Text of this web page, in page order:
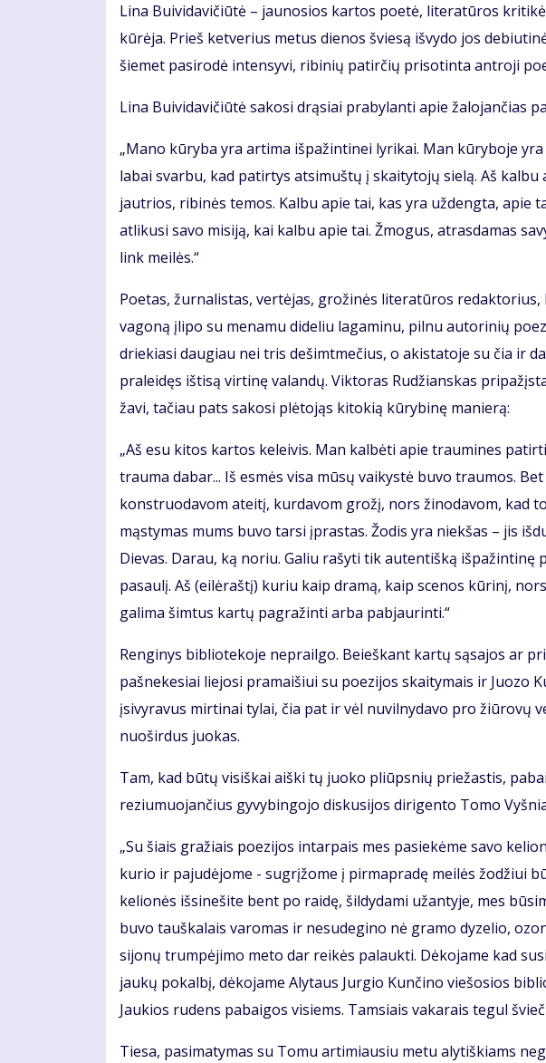
Lina Buividavičiūtė – jaunosios kartos poetė, literatūros
kūrėja. Prieš ketverius metus dienos šviesą išvydo jos
šiemet pasirodė intensyvi, ribinių patirčių prisotinta antroji
Lina Buividavičiūtė sakosi drąsiai prabylanti apie žalojančias
„Mano kūryba yra artima išpažintinei lyrikai. Man kūryboje
labai svarbu, kad patirtys atsimuštų į skaitytojų sielą. Aš kalbu
jautrios, ribinės temos. Kalbu apie tai, kas yra uždengta, apie
atlikusi savo misiją, kai kalbu apie tai. Žmogus, atrasdamas
link meilės.“
Poetas, žurnalistas, vertėjas, grožinės literatūros
vagoną įlipo su menamu dideliu lagaminu, pilnu autorinių
driekiasi daugiau nei tris dešimtmečius, o akistatoje su čia ir
praleidęs ištisą virtinę valandų. Viktoras Rudžianskas
žavi, tačiau pats sakosi plėtojąs kitokią kūrybinę manierą:
„Aš esu kitos kartos keleivis. Man kalbėti apie traumines
trauma dabar... Iš esmės visa mūsų vaikystė buvo traumos.
konstruodavom ateitį, kurdavom grožį, nors žinodavom, kad
mąstymas mums buvo tarsi įprastas. Žodis yra niekšas – jis
Dievas. Darau, ką noriu. Galiu rašyti tik autentišką išpažintinę
pasaulį. Aš (eilėraštį) kuriu kaip dramą, kaip scenos kūrinį,
galima šimtus kartų pagražinti arba pabjaurinti.“
Renginys bibliotekoje neprailgo. Beieškant kartų sąsajos ar
pašnekesiai liejosi pramaišiui su poezijos skaitymais ir Juozo
įsivyravus mirtinai tylai, čia pat ir vėl nuvilnydavo pro žiūrovų
nuoširdus juokas.
Tam, kad būtų visiškai aiški tų juoko pliūpsnių priežastis,
reziumuojančius gyvybingojo diskusijos dirigento Tomo
„Su šiais gražiais poezijos intarpais mes pasiekėme savo
kurio ir pajudėjome - sugrįžome į pirmapradę meilės žodžiui
kelionės išsinešite bent po raidę, šildydami užantyje, mes
buvo tauškalais varomas ir nesudegino nė gramo dyzelio,
sijonų trumpėjimo meto dar reikės palaukti. Dėkojame kad
jaukų pokalbį, dėkojame Alytaus Jurgio Kunčino viešosios
Jaukios rudens pabaigos visiems. Tamsiais vakarais tegul
Tiesa, pasimatymas su Tomu artimiausiu metu alytiškiams